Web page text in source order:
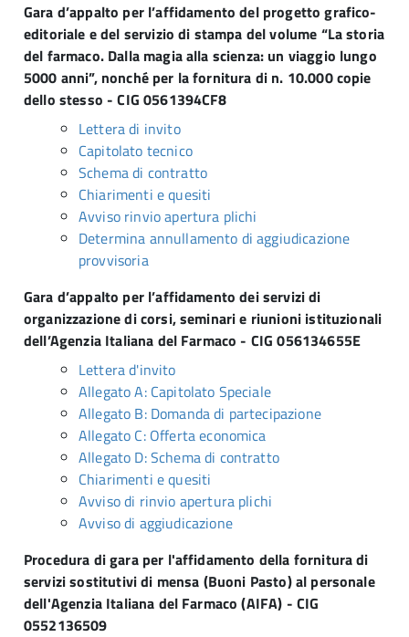
Gara d’appalto per l’affidamento del progetto grafico-
editoriale e del servizio di stampa del volume “La storia
del farmaco. Dalla magia alla scienza: un viaggio lungo
5000 anni”, nonché per la fornitura di n. 10.000 copie
dello stesso - CIG 0561394CF8
Lettera di invito
Capitolato tecnico
Schema di contratto
Chiarimenti e quesiti
Avviso rinvio apertura plichi
Determina annullamento di aggiudicazione
provvisoria
Gara d’appalto per l’affidamento dei servizi di
organizzazione di corsi, seminari e riunioni istituzionali
dell’Agenzia Italiana del Farmaco - CIG 056134655E
Lettera d'invito
Allegato A: Capitolato Speciale
Allegato B: Domanda di partecipazione
Allegato C: Offerta economica
Allegato D: Schema di contratto
Chiarimenti e quesiti
Avviso di rinvio apertura plichi
Avviso di aggiudicazione
Procedura di gara per l'affidamento della fornitura di
servizi sostitutivi di mensa (Buoni Pasto) al personale
dell'Agenzia Italiana del Farmaco (AIFA) - CIG
0552136509